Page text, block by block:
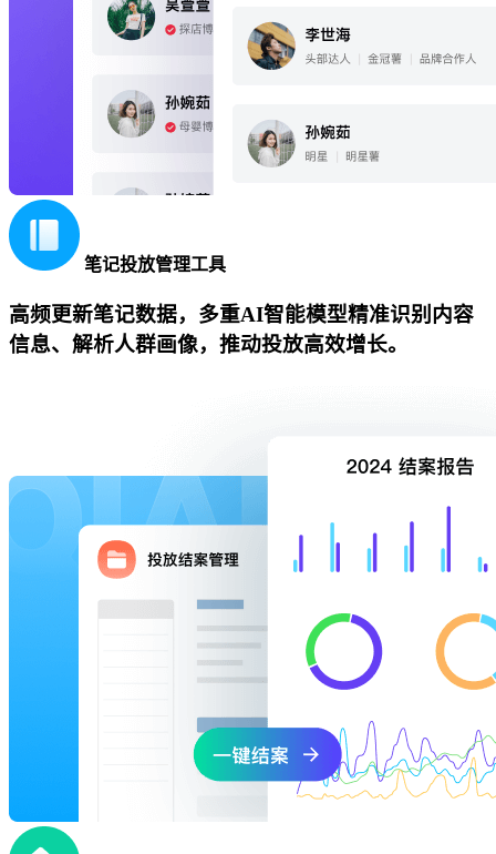
笔记投放管理工具
高频更新笔记数据，多重AI智能模型精准识别内容
信息、解析人群画像，推动投放高效增长。